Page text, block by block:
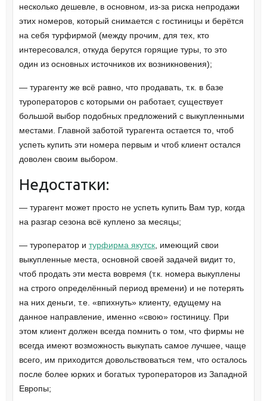
несколько дешевле, в основном, из-за риска непродажи
этих номеров, который снимается с гостиницы и берётся
на себя турфирмой (между прочим, для тех, кто
интересовался, откуда берутся горящие туры, то это
один из основных источников их возникновения);
— турагенту же всё равно, что продавать, т.к. в базе
туроператоров с которыми он работает, существует
большой выбор подобных предложений с выкупленными
местами. Главной заботой турагента остается то, чтоб
успеть купить эти номера первым и чтоб клиент остался
доволен своим выбором.
Недостатки:
— турагент может просто не успеть купить Вам тур, когда
на разгар сезона всё куплено за месяцы;
— туроператор и турфирма якутск, имеющий свои
выкупленные места, основной своей задачей видит то,
чтоб продать эти места вовремя (т.к. номера выкуплены
на строго определённый период времени) и не потерять
на них деньги, т.е. «впихнуть» клиенту, едущему на
данное направление, именно «свою» гостиницу. При
этом клиент должен всегда помнить о том, что фирмы не
всегда имеют возможность выкупать самое лучшее, чаще
всего, им приходится довольствоваться тем, что осталось
после более юрких и богатых туроператоров из Западной
Европы;